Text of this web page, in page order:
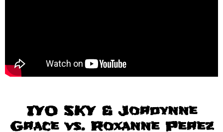
IYO SKY & Jordynne
Grace vs. Roxanne Perez